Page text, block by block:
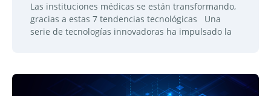
Las instituciones médicas se están transformando,
gracias a estas 7 tendencias tecnológicas Una
serie de tecnologías innovadoras ha impulsado la